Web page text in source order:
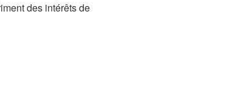
des intérêts de